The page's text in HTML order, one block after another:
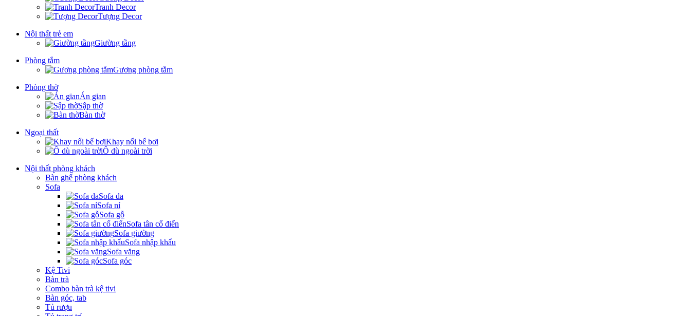
Tranh Decor
Tượng Decor
Nội thất trẻ em
Giường tầng
Phòng tắm
Gương phòng tắm
Phòng thờ
Án gian
Sập thờ
Bàn thờ
Ngoại thất
Khay nổi bể bơi
Ô dù ngoài trời
Nội thất phòng khách
Bàn ghế phòng khách
Sofa
Sofa da
Sofa nỉ
Sofa gỗ
Sofa tân cổ điển
Sofa giường
Sofa nhập khẩu
Sofa văng
Sofa góc
Kệ Tivi
Bàn trà
Combo bàn trà kệ tivi
Bàn góc, tab
Tủ rượu